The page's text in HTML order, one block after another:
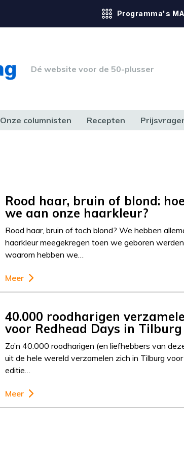
Programma's
Dé website voor de 50-plusser
Onze columnisten Recepten
Rood haar, bruin of blond:
we aan onze haarkleur?
Rood haar, bruin of toch blond? We hebben
haarkleur meegekregen toen we geboren
waarom hebben we…
Meer
40.000 roodharigen
voor Redhead Days in Tilburg
Zo’n 40.000 roodharigen (en liefhebbers van
uit de hele wereld verzamelen zich in Tilburg
editie…
Meer